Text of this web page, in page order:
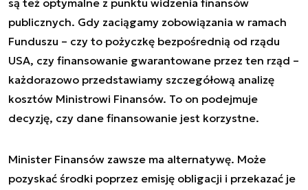
są też optymalne z punktu widzenia finansów
publicznych. Gdy zaciągamy zobowiązania w ramach
Funduszu – czy to pożyczkę bezpośrednią od rządu
USA, czy finansowanie gwarantowane przez ten rząd –
każdorazowo przedstawiamy szczegółową analizę
kosztów Ministrowi Finansów. To on podejmuje
decyzję, czy dane finansowanie jest korzystne.
Minister Finansów zawsze ma alternatywę. Może
pozyskać środki poprzez emisję obligacji i przekazać je